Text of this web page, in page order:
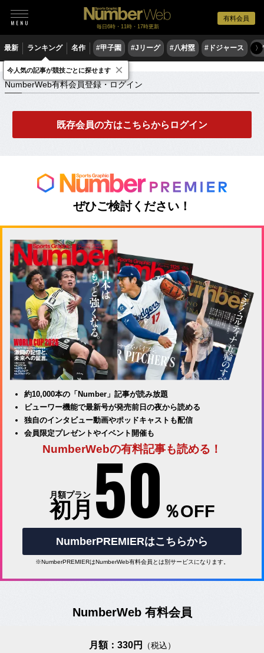
有料会員
毎日6時・11時・17時更新
最新 ランキング 名作 #甲子園 #Jリーグ #八村塁 #ドジャース #
〉
NumberWeb有料会員登録・ログイン
NumberWeb有料会員登録・ログイン
既存会員の方はこちらからログイン
ぜひご検討ください！
約10,000本の「Number」記事が読み放題
ビューワー機能で最新号が発売前日の夜から読める
独自のインタビュー動画やポッドキャストも配信
会員限定プレゼントやイベント開催も
NumberWebの有料記事も読める！
月額プラン
初月 50 ％OFF
NumberPREMIERはこちらから
※NumberPREMIERはNumberWeb有料会員とは別サービスになります。
NumberWeb 有料会員
月額：330円 （税込）
今人気の記事が競技ごとに探せます ×